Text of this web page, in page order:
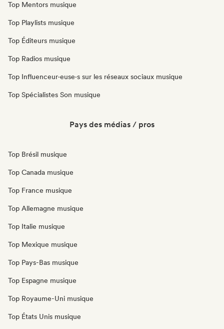
Top Mentors musique
Top Playlists musique
Top Éditeurs musique
Top Radios musique
Top Influenceur·euse·s sur les réseaux sociaux musique
Top Spécialistes Son musique
Pays des médias / pros
Top Brésil musique
Top Canada musique
Top France musique
Top Allemagne musique
Top Italie musique
Top Mexique musique
Top Pays-Bas musique
Top Espagne musique
Top Royaume-Uni musique
Top États Unis musique